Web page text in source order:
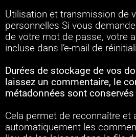
Utilisation et transmission de
personnelles Si vous
de votre mot de passe, votre
incluse dans l’e-mail de
Durées de stockage de vos
laissez un commentaire, le
métadonnées sont
Cela permet de reconnaître et
automatiquement les